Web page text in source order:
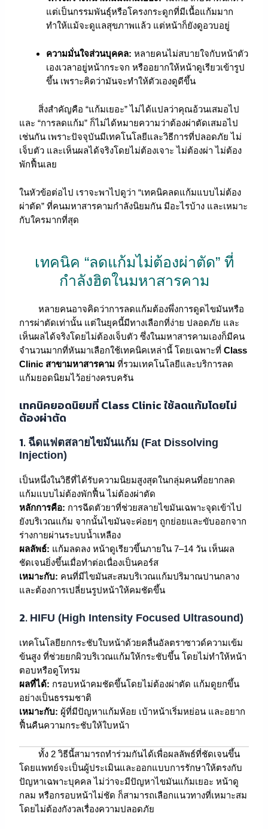
แต่เป็นกรรมพันธุ์หรือโครงกระดูกที่มีเนื้อแก้มมาก
ทำให้แม้จะดูแลสุขภาพแล้ว แต่หน้าก็ยังดูอวบอยู่
ความมั่นใจส่วนบุคคล: หลายคนไม่สบายใจกับหน้าตัว
เองเวลาอยู่หน้ากระจก หรืออยากให้หน้าดูเรียวเข้ารูป
ขึ้น เพราะคิดว่ามันจะทำให้ตัวเองดูดีขึ้น
สิ่งสำคัญคือ “แก้มเยอะ” ไม่ได้แปลว่าคุณอ้วนเสมอไป
และ “การลดแก้ม” ก็ไม่ได้หมายความว่าต้องผ่าตัดเสมอไป
เช่นกัน เพราะปัจจุบันมีเทคโนโลยีและวิธีการที่ปลอดภัย ไม่
เจ็บตัว และเห็นผลได้จริงโดยไม่ต้องเจาะ ไม่ต้องผ่า ไม่ต้อง
พักฟื้นเลย
ในหัวข้อต่อไป เราจะพาไปดูว่า “เทคนิคลดแก้มแบบไม่ต้อง
ผ่าตัด” ที่คนมหาสารคามกำลังนิยมกัน มีอะไรบ้าง และเหมาะ
กับใครมากที่สุด
เทคนิค “ลดแก้มไม่ต้องผ่าตัด” ที่
กำลังฮิตในมหาสารคาม
หลายคนอาจคิดว่าการลดแก้มต้องพึ่งการดูดไขมันหรือ
การผ่าตัดเท่านั้น แต่ในยุคนี้มีทางเลือกที่ง่าย ปลอดภัย และ
เห็นผลได้จริงโดยไม่ต้องเจ็บตัว ซึ่งในมหาสารคามเองก็มีคน
จำนวนมากที่หันมาเลือกใช้เทคนิคเหล่านี้ โดยเฉพาะที่Class
Clinic สาขามหาสารคาม ที่รวมเทคโนโลยีและบริการลด
แก้มยอดนิยมไว้อย่างครบครัน
เทคนิคยอดนิยมที่ Class Clinic ใช้ลดแก้มโดยไม่
ต้องผ่าตัด
1. ฉีดแฟตสลายไขมันแก้ม (Fat Dissolving
Injection)
เป็นหนึ่งในวิธีที่ได้รับความนิยมสูงสุดในกลุ่มคนที่อยากลด
แก้มแบบไม่ต้องพักฟื้น ไม่ต้องผ่าตัด
หลักการคือ: การฉีดตัวยาที่ช่วยสลายไขมันเฉพาะจุดเข้าไป
ยังบริเวณแก้ม จากนั้นไขมันจะค่อยๆ ถูกย่อยและขับออกจาก
ร่างกายผ่านระบบน้ำเหลือง
ผลลัพธ์: แก้มลดลง หน้าดูเรียวขึ้นภายใน 7–14 วัน เห็นผล
ชัดเจนยิ่งขึ้นเมื่อทำต่อเนื่องเป็นคอร์ส
เหมาะกับ: คนที่มีไขมันสะสมบริเวณแก้มปริมาณปานกลาง
และต้องการเปลี่ยนรูปหน้าให้คมชัดขึ้น
2. HIFU (High Intensity Focused Ultrasound)
เทคโนโลยียกกระชับใบหน้าด้วยคลื่นอัลตราซาวด์ความเข้ม
ข้นสูง ที่ช่วยยกผิวบริเวณแก้มให้กระชับขึ้น โดยไม่ทำให้หน้า
ตอบหรือดูโทรม
ผลที่ได้: กรอบหน้าคมชัดขึ้นโดยไม่ต้องผ่าตัด แก้มดูยกขึ้น
อย่างเป็นธรรมชาติ
เหมาะกับ: ผู้ที่มีปัญหาแก้มห้อย เบ้าหน้าเริ่มหย่อน และอยาก
ฟื้นคืนความกระชับให้ใบหน้า
ทั้ง 2 วิธีนี้สามารถทำร่วมกันได้เพื่อผลลัพธ์ที่ชัดเจนขึ้น
โดยแพทย์จะเป็นผู้ประเมินและออกแบบการรักษาให้ตรงกับ
ปัญหาเฉพาะบุคคล ไม่ว่าจะมีปัญหาไขมันแก้มเยอะ หน้าดู
กลม หรือกรอบหน้าไม่ชัด ก็สามารถเลือกแนวทางที่เหมาะสม
โดยไม่ต้องกังวลเรื่องความปลอดภัย